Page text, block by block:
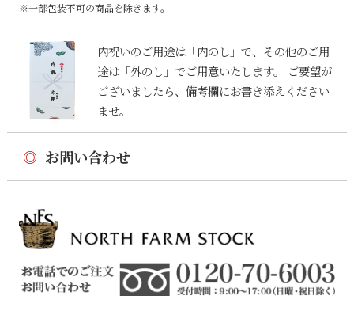
※一部包装不可の商品を除きます。
内祝いのご用途は「内のし」で、その他のご用
途は「外のし」でご用意いたします。 ご要望が
ございましたら、備考欄にお書き添えください
ませ。
◎ お問い合わせ